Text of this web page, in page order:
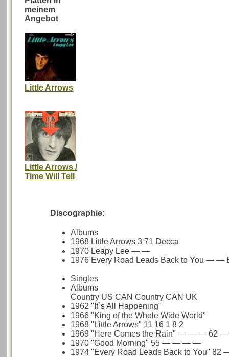
meinem
Angebot
Little Arrows
Little Arrows /
Time Will Tell
Discographie:
Albums
1968 Little Arrows 3 71 Decca
1970 Leapy Lee — —
1976 Every Road Leads Back to You — —
Singles
Albums
Country US CAN Country CAN UK
1962 "It`s All Happening"
1966 "King of the Whole Wide World"
1968 "Little Arrows" 11 16 1 8 2
1969 "Here Comes the Rain" — — — 62 —
1970 "Good Morning" 55 — — — —
1974 "Every Road Leads Back to You"